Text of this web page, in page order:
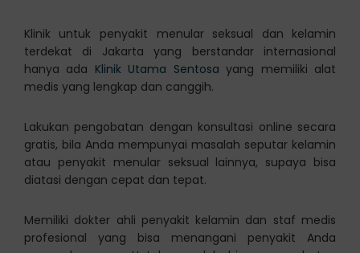
Klinik untuk penyakit menular seksual dan kelamin
terdekat di Jakarta yang berstandar internasional
hanya ada Klinik Utama Sentosa yang memiliki alat
medis yang lengkap dan canggih.
Lakukan pengobatan dengan konsultasi online secara
gratis, bila Anda mempunyai masalah seputar kelamin
atau penyakit menular seksual lainnya, supaya bisa
diatasi dengan cepat dan tepat.
Memiliki dokter ahli penyakit kelamin dan staf medis
profesional yang bisa menangani penyakit Anda